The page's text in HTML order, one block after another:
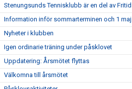
Stenungsunds Tennisklubb är en del av
Information inför sommarterminen och 1 maj
Nyheter i klubben
Igen ordinarie träning under påsklovet
Uppdatering: Årsmötet flyttas
Välkomna till årsmötet